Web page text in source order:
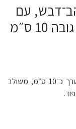
עם
פנינה ואלמנטים מתכתיים – גובה 10 ס״מ
פס קישוט יוקרתי בגוון זהב־דבש עם גדילים באורך כ־10 ס״מ, משולב